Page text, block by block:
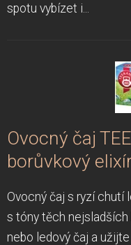
spotu vybízet i...
Ovocný čaj
borůvkový
Ovocný čaj s ryzí chutí
s tóny těch nejsladších
nebo ledový čaj a